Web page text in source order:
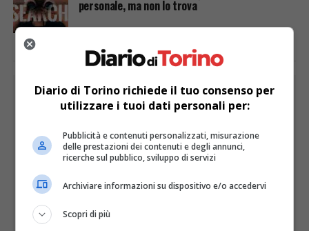
personale, ma non lo trova
PUBBLICITÀ
Diario di Torino richiede il tuo consenso per
utilizzare i tuoi dati personali per:
Pubblicità e contenuti personalizzati, misurazione
delle prestazioni dei contenuti e degli annunci,
ricerche sul pubblico, sviluppo di servizi
Archiviare informazioni su dispositivo e/o accedervi
Scopri di più